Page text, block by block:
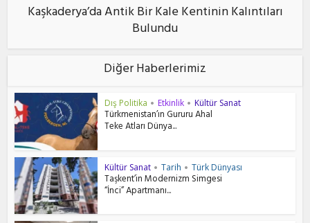
Kaşkaderya’da Antik Bir Kale Kentinin Kalıntıları
Bulundu
Diğer Haberlerimiz
Dış Politika • Etkinlik • Kültür Sanat
Türkmenistan’ın Gururu Ahal
Teke Atları Dünya...
Kültür Sanat • Tarih • Türk Dünyası
Taşkent’in Modernizm Simgesi
“İnci” Apartmanı...